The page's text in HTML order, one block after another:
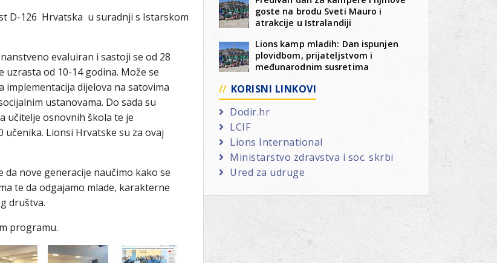
D-126 Hrvatska u suradnji s Istarskom
evaluiran i sastoji se od 28
uzrasta od 10-14 godina. Može se
dijelova na satovima
ustanovama. Do sada su
učitelje osnovnih škola te je
učenika. Lionsi Hrvatske su za ovaj
nove generacije naučimo kako se
te da odgajamo mlade, karakterne
društva.
programu.
goste na brodu Sveti Mauro i
atrakcije u Istralandiji
Lions kamp mladih: Dan ispunjen
plovidbom, prijateljstvom i
međunarodnim susretima
KORISNI LINKOVI
Dodir.hr
LCIF
Lions International
Ministarstvo zdravstva i soc. skrbi
Ured za udruge